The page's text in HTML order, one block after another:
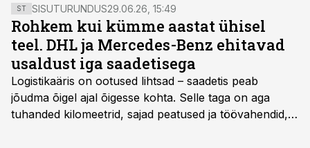
ST SISUTURUNDUS29.06.26, 15:49
Rohkem kui kümme aastat ühisel
teel. DHL ja Mercedes-Benz ehitavad
usaldust iga saadetisega
Logistikaäris on ootused lihtsad – saadetis peab
jõudma õigel ajal õigesse kohta. Selle taga on aga
tuhanded kilomeetrid, sajad peatused ja töövahendid,